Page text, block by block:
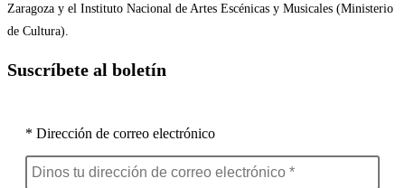
Zaragoza y el Instituto Nacional de Artes Escénicas y Musicales (Ministerio
de Cultura).
Suscríbete al boletín
* Dirección de correo electrónico